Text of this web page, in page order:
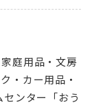
庭用品・文房
・カー用品・
ンター「おう